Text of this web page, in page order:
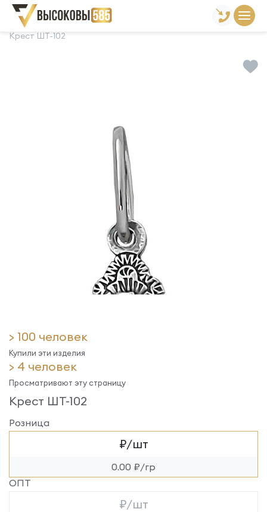
Главная Склад готовой продукции
Крест ШТ-102
> 100 человек
Купили эти изделия
> 4 человек
Просматривают эту страницу
Крест ШТ-102
Розница
₽/шт
0.00 ₽/гр
ОПТ
₽/шт